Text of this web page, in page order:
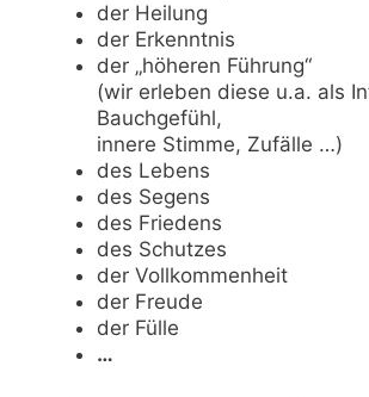
der Heilung
der Erkenntnis
der „höheren Führung“
(wir erleben diese u.a. als
Bauchgefühl,
innere Stimme, Zufälle …)
des Lebens
des Segens
des Friedens
des Schutzes
der Vollkommenheit
der Freude
der Fülle
…